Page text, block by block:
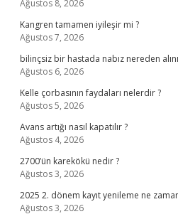
Ağustos 8, 2026
Kangren tamamen iyileşir mi ?
Ağustos 7, 2026
bilinçsiz bir hastada nabız nereden
Ağustos 6, 2026
Kelle çorbasının faydaları nelerdir ?
Ağustos 5, 2026
Avans artığı nasıl kapatılır ?
Ağustos 4, 2026
2700’ün karekökü nedir ?
Ağustos 3, 2026
2025 2. dönem kayıt yenileme ne
Ağustos 3, 2026